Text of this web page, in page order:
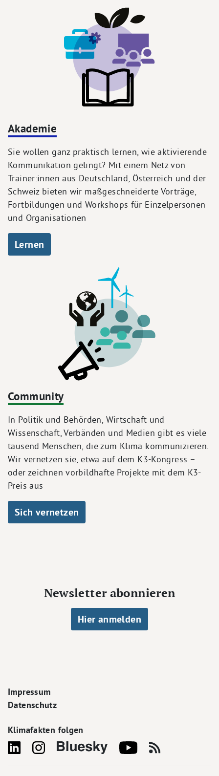
Akademie
Sie wollen ganz praktisch lernen, wie aktivierende
Kommunikation gelingt? Mit einem Netz von
Trainer:innen aus Deutschland, Österreich und der
Schweiz bieten wir maßgeschneiderte Vorträge,
Fortbildungen und Workshops für Einzelpersonen
und Organisationen
Lernen
Community
In Politik und Behörden, Wirtschaft und
Wissenschaft, Verbänden und Medien gibt es viele
tausend Menschen, die zum Klima kommunizieren.
Wir vernetzen sie, etwa auf dem K3-Kongress –
oder zeichnen vorbildhafte Projekte mit dem K3-
Preis aus
Sich vernetzen
Newsletter abonnieren
Hier anmelden
Footer Navigation
Impressum
Datenschutz
Klimafakten folgen